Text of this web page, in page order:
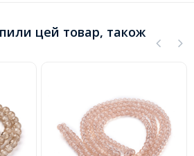
цей товар, також